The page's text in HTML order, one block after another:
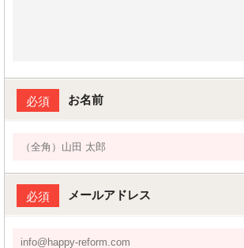
必須 お名前
必須 メールアドレス